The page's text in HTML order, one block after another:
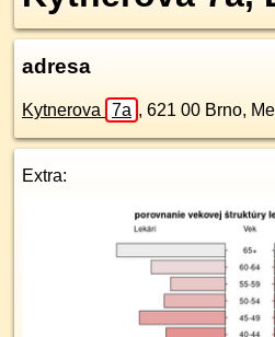
adresa
Kytnerova 7a , 621 00 Brno,
Extra: